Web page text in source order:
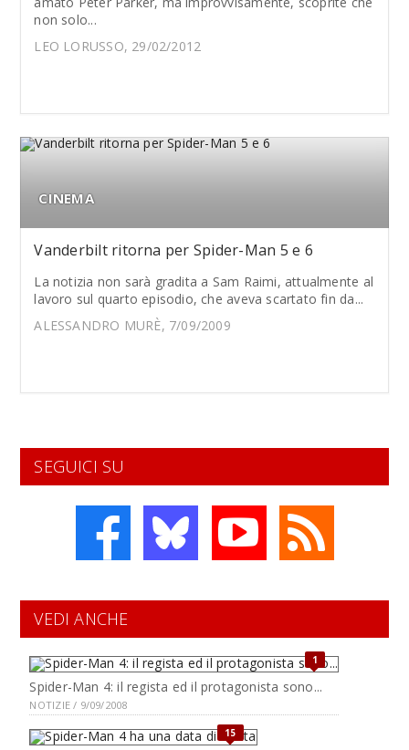
non solo...
LEO LORUSSO, 29/02/2012
CINEMA
Vanderbilt ritorna per Spider-Man 5 e 6
La notizia non sarà gradita a Sam Raimi, attualmente al
lavoro sul quarto episodio, che aveva scartato fin da...
ALESSANDRO MURÈ, 7/09/2009
SEGUICI SU
VEDI ANCHE
1
Spider-Man 4: il regista ed il protagonista sono...
NOTIZIE / 9/09/2008
15